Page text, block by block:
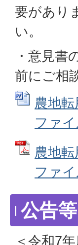
要があり
い。
・意見書
前にご相
農地
ファ
農地
ファ
公告等
＜令和7